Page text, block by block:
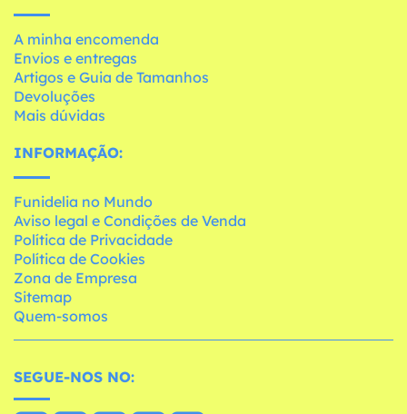
A minha encomenda
Envios e entregas
Artigos e Guia de Tamanhos
Devoluções
Mais dúvidas
INFORMAÇÃO:
Funidelia no Mundo
Aviso legal e Condições de Venda
Política de Privacidade
Política de Cookies
Zona de Empresa
Sitemap
Quem-somos
SEGUE-NOS NO: